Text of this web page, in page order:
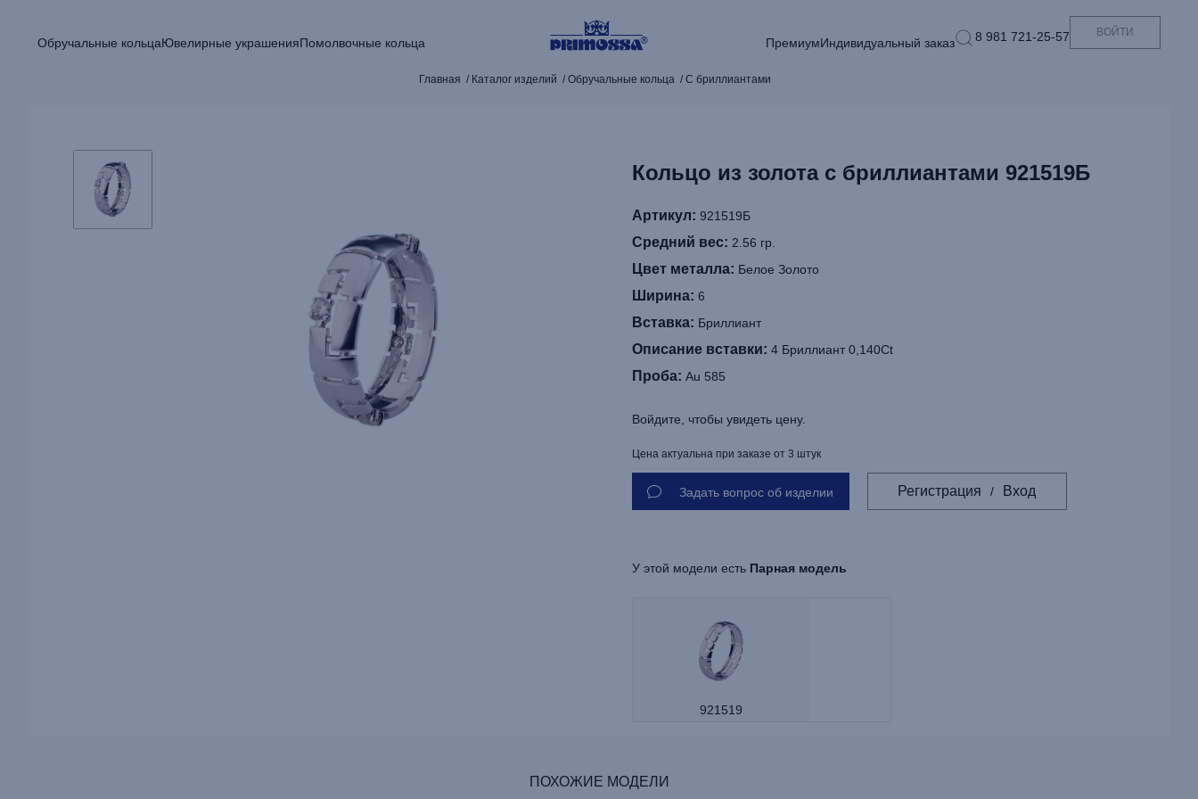
Обручальные кольцаЮвелирные украшенияПомолвочные кольца ПремиумИндивидуальный заказ 8 981 721-25-57 ВОЙТИ
Главная Каталог изделий Обручальные кольца С бриллиантами
Кольцо из золота с бриллиантами 921519Б
Артикул: 921519Б
Средний вес: 2.56 гр.
Цвет металла: Белое Золото
Ширина: 6
Вставка: Бриллиант
Описание вставки: 4 Бриллиант 0,140Ct
Проба: Au 585
Войдите, чтобы увидеть цену.
Цена актуальна при заказе от 3 штук
Задать вопрос об изделии Регистрация / Вход
У этой модели есть Парная модель
921519
ПОХОЖИЕ МОДЕЛИ